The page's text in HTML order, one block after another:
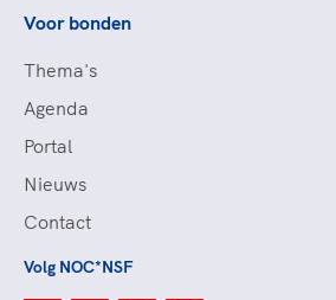
Voor bonden
Thema's
Agenda
Portal
Nieuws
Contact
Volg NOC*NSF